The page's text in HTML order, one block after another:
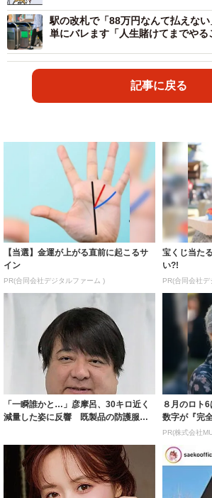
駅の改札で「88万円なんて払えな
単にバレます「人生賭けてまでやる
記事に戻る
【当選】金運が上がる直前に起こるサ
イン
PR(合同会社デジタルファーム )
宝くじ当た
い?!
PR(合同会社
「一瞬誰かと…」彦摩呂、30キロ近く
減量した姿に反響 既製品の防護服が
８月のロト
数字が『完
PR(株式会社